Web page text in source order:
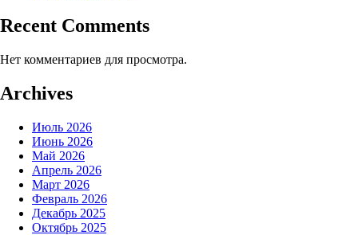
Recent Comments
Нет комментариев для просмотра.
Archives
Июль 2026
Июнь 2026
Май 2026
Апрель 2026
Март 2026
Февраль 2026
Декабрь 2025
Октябрь 2025